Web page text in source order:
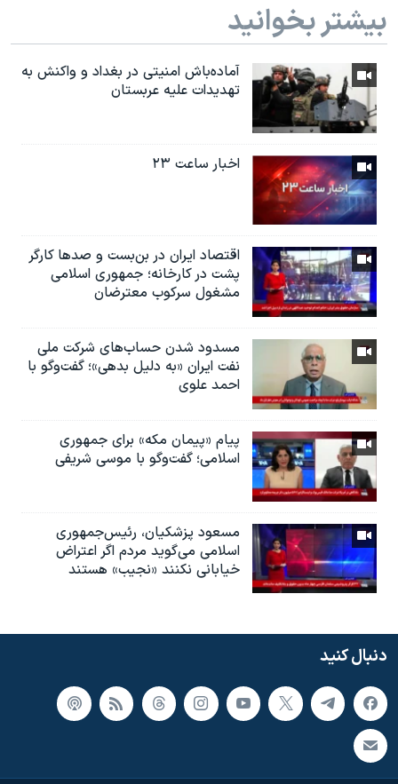
بیشتر بخوانید
آماده‌باش امنیتی در بغداد و واکنش به
تهدیدات علیه عربستان
اخبار ساعت ۲۳
اقتصاد ایران در بن‌بست و صدها کارگر
پشت در کارخانه؛ جمهوری اسلامی
مشغول سرکوب معترضان
مسدود شدن حساب‌های شرکت ملی
نفت ایران «به دلیل بدهی»؛ گفت‌و‌گو با
احمد علوی
پیام «پیمان مکه» برای جمهوری
اسلامی؛ گفت‌وگو با موسی شریفی
مسعود پزشکیان، رئيس‌جمهوری
اسلامی می‌گوید مردم اگر اعتراض
خیابانی نکنند «نجیب» هستند
دنبال کنید